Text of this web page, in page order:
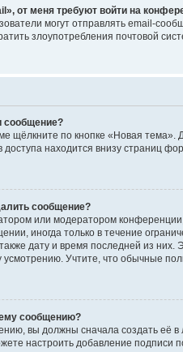
от меня требуют войти на
могут отправлять email-
злоупотребления почтовой
сообщение?
щёлкните по кнопке «Новая тема».
находится внизу страниц
сообщение?
или модератором
иногда только в течение
дату и время последней из
Учтите, что обычные
сообщению?
вы должны сначала создать её
настроить добавление